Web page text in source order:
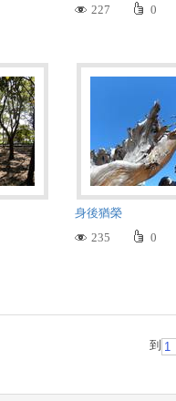
227
0
身後猶榮
235
0
到